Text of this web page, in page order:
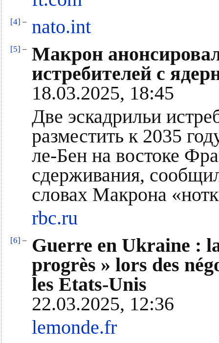
[4] – nato.int
[5] – Макрон
истребителей с
18.03.2025, 18:45
Две эскадрильи
разместить к 2035
ле-Бен на востоке
сдерживания,
словах Макрона
rbc.ru
[6] –
Guerre en Ukraine :
progrès » lors des
les Etats-Unis
22.03.2025, 12:36
lemonde.fr